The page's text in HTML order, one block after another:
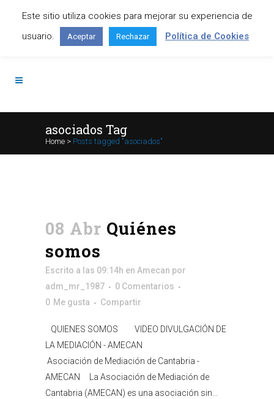
Contáctanos: +34 645 295 966
asociados Tag
Home > Posts tagged "asociados"
08 Abr Quiénes
somos
Escrito a las 09:14h en Amecan por
adm_mr_1987
0 Comentarios
0 Me gusta Compartir
QUIENES SOMOS VIDEO DIVULGACIÓN DE
LA MEDIACIÓN - AMECAN
Asociación de Mediación de Cantabria -
AMECAN La Asociación de Mediación de
Cantabria (AMECAN) es una asociación sin...
Este sitio utiliza cookies para mejorar su experiencia de
usuario.
Aceptar Rechazar Política de Cookies